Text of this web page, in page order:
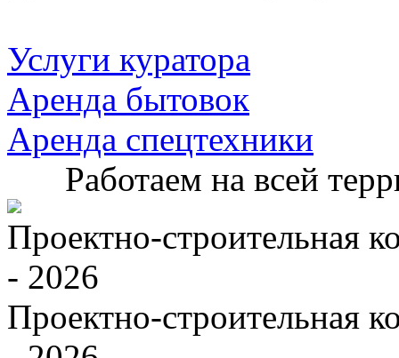
Услуги куратора
Аренда бытовок
Аренда спецтехники
Работаем на всей
Проектно-строительная
- 2026
Проектно-строительная